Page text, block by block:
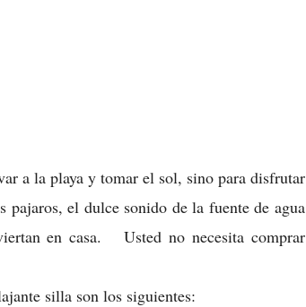
a la playa y tomar el sol, sino para disfrutar
el dulce sonido de la fuente de agua
en casa. Usted no necesita comprar
silla son los siguientes: